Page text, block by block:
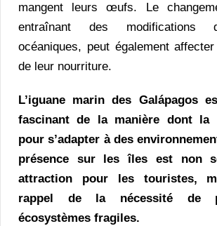
mangent leurs œufs. Le
entraînant des modifications
océaniques, peut également
de leur nourriture.
L’iguane marin des Galápagos
fascinant de la manière dont la
pour s’adapter à des
présence sur les îles est non
attraction pour les touristes,
rappel de la nécessité de
écosystèmes fragiles.